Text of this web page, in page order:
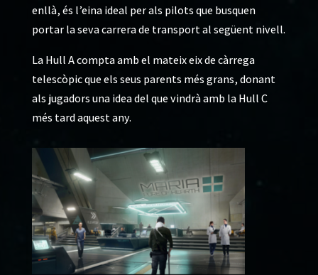
enllà, és l’eina ideal per als pilots que busquen
portar la seva carrera de transport al següent nivell.
La Hull A compta amb el mateix eix de càrrega
telescòpic que els seus parents més grans, donant
als jugadors una idea del que vindrà amb la Hull C
més tard aquest any.